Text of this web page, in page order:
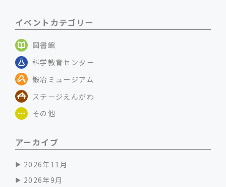
イベントカテゴリー
図書館
科学教育センター
鍛冶ミュージアム
ステージえんがわ
その他
アーカイブ
2026年11月
2026年9月